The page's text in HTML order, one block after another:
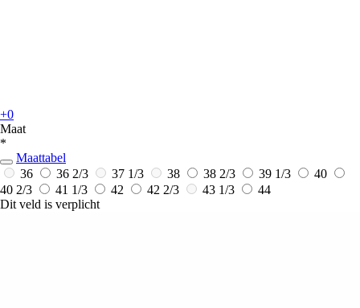
+0
Maat
*
Maattabel
36
36 2/3 37 1/3 38 38 2/3 39 1/3
40
40 2/3
41 1/3 42 42 2/3 43 1/3
44
Dit veld is verplicht